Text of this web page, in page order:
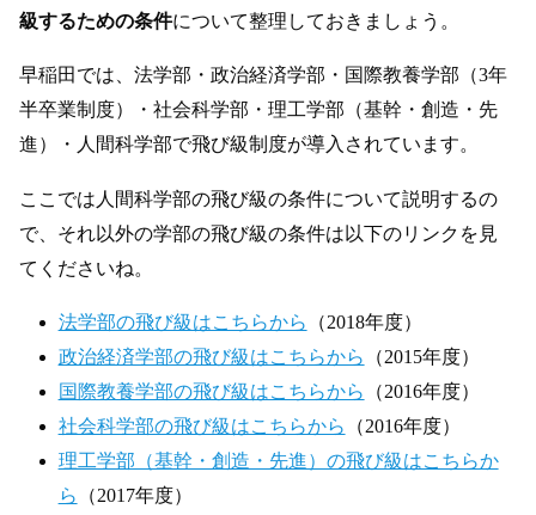
級するための条件について整理しておきましょう。
早稲田では、法学部・政治経済学部・国際教養学部（3年
半卒業制度）・社会科学部・理工学部（基幹・創造・先
進）・人間科学部で飛び級制度が導入されています。
ここでは人間科学部の飛び級の条件について説明するの
で、それ以外の学部の飛び級の条件は以下のリンクを見
てくださいね。
法学部の飛び級はこちらから （2018年度）
政治経済学部の飛び級はこちらから （2015年度）
国際教養学部の飛び級はこちらから （2016年度）
社会科学部の飛び級はこちらから （2016年度）
理工学部（基幹・創造・先進）の飛び級はこちらか
ら （2017年度）